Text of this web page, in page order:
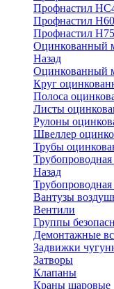
Профнастил
Профнастил Н60
Профнастил Н75
Оцинкованный
Назад
Оцинкованный
Круг
Полоса
Листы
Рулоны
Швеллер
Трубы
Трубопроводная
Назад
Трубопроводная
Вантузы
Вентили
Группы
Демонтажные
Задвижки
Затворы
Клапаны
Краны шаровые